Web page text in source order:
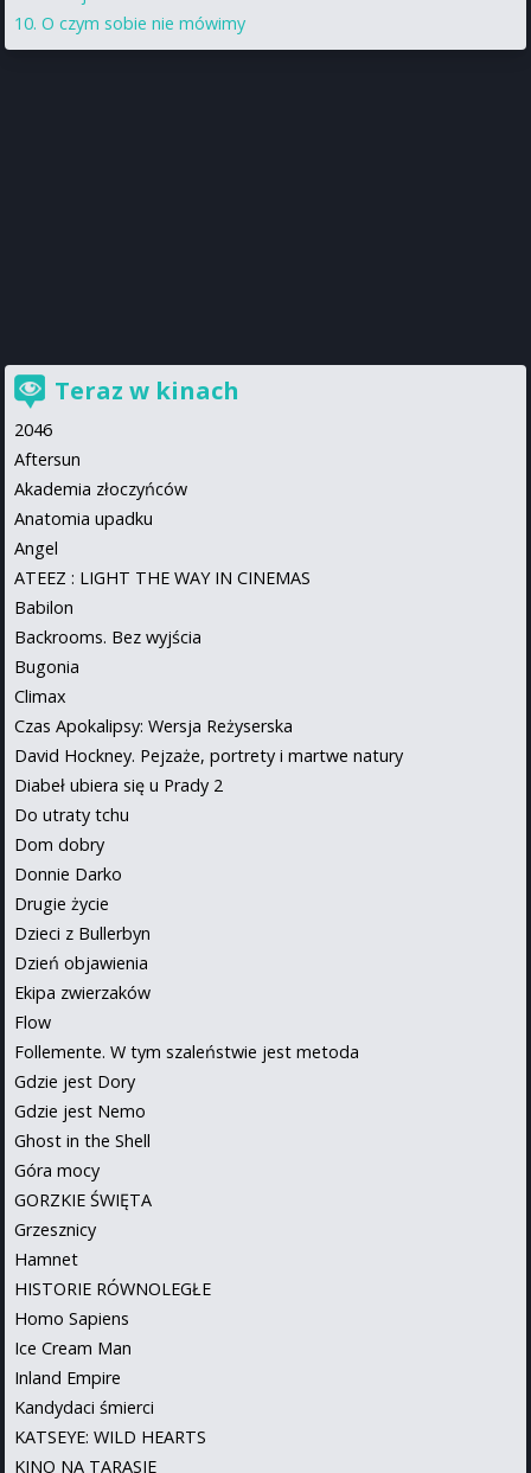
O czym sobie nie mówimy
Teraz w kinach
2046
Aftersun
Akademia złoczyńców
Anatomia upadku
Angel
ATEEZ : LIGHT THE WAY IN CINEMAS
Babilon
Backrooms. Bez wyjścia
Bugonia
Climax
Czas Apokalipsy: Wersja Reżyserska
David Hockney. Pejzaże, portrety i martwe natury
Diabeł ubiera się u Prady 2
Do utraty tchu
Dom dobry
Donnie Darko
Drugie życie
Dzieci z Bullerbyn
Dzień objawienia
Ekipa zwierzaków
Flow
Follemente. W tym szaleństwie jest metoda
Gdzie jest Dory
Gdzie jest Nemo
Ghost in the Shell
Góra mocy
GORZKIE ŚWIĘTA
Grzesznicy
Hamnet
HISTORIE RÓWNOLEGŁE
Homo Sapiens
Ice Cream Man
Inland Empire
Kandydaci śmierci
KATSEYE: WILD HEARTS
KINO NA TARASIE